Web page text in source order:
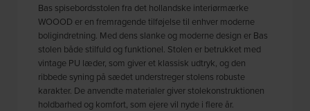
Bas spisebordsstolen fra det hollandske interiørmærke
WOOOD er en fremragende tilføjelse til enhver moderne
boligindretning. Med dens slanke og moderne design er Bas
stolen både stilfuld og funktionel. Stolen er betrukket med
vintage PU læder, som giver et klassisk udtryk, og den
ribbede syning på sædet understreger stolens robuste
karakter. De anvendte materialer giver stolekonstruktionen
holdbarhed og komfort, som ejere vil nyde i flere år.